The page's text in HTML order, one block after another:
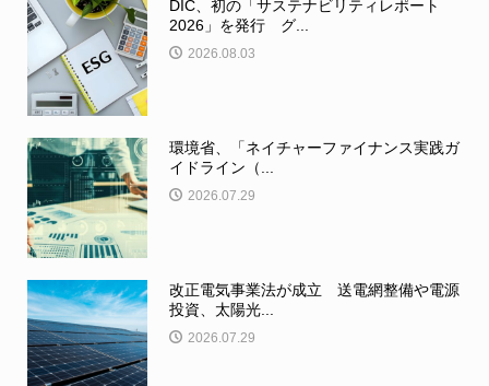
DIC、初の「サステナビリティレポート
2026」を発行 グ...
2026.08.03
環境省、「ネイチャーファイナンス実践ガ
イドライン（...
2026.07.29
改正電気事業法が成立 送電網整備や電源
投資、太陽光...
2026.07.29